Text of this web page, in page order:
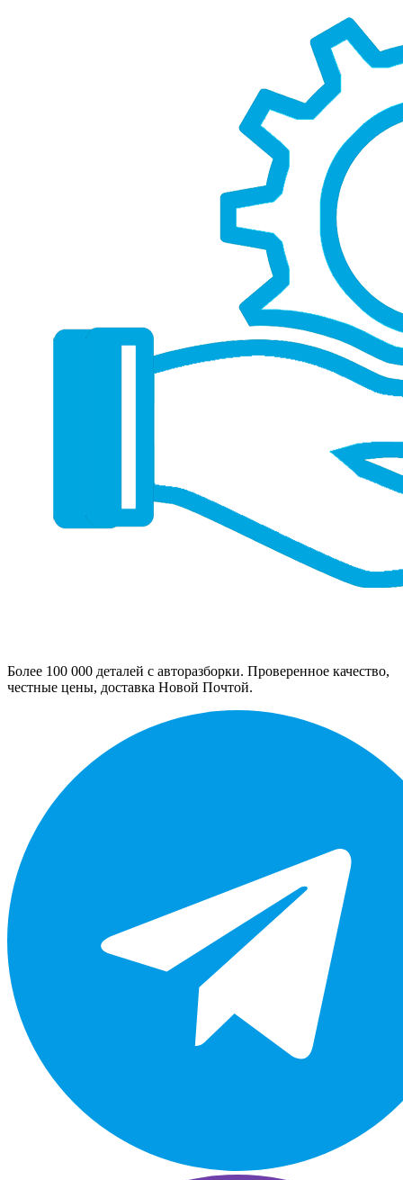
Более 100 000 деталей с авторазборки. Проверенное качество,
честные цены, доставка Новой Почтой.